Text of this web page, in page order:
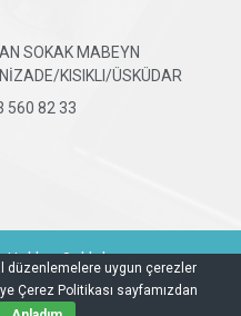
düzenlemelere uygun çerezler
Çerez Politikası sayfamızdan
SOKAK MABEYN
KISIKLI/ÜSKÜDAR
560 82 33
Saklıdır.